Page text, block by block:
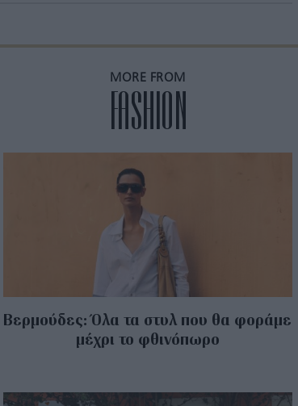
MORE FROM
FASHION
Βερμούδες: Όλα τα στυλ που θα φοράμε
μέχρι το φθινόπωρο